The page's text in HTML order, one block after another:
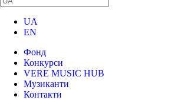
UA
EN
Фонд
Конкурси
VERE MUSIC HUB
Музиканти
Контакти